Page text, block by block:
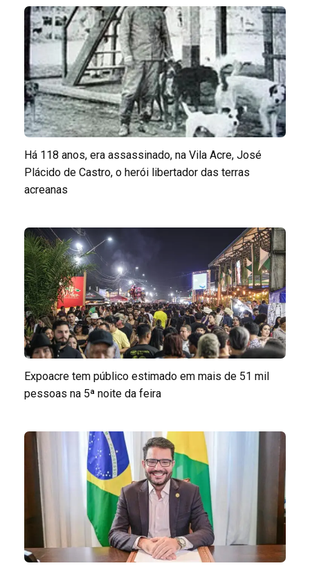
Há 118 anos, era assassinado, na Vila Acre, José
Plácido de Castro, o herói libertador das terras
acreanas
Expoacre tem público estimado em mais de 51 mil
pessoas na 5ª noite da feira